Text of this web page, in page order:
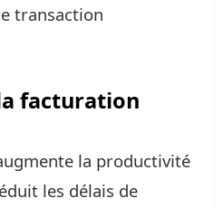
transaction
facturation
la productivité
les délais de